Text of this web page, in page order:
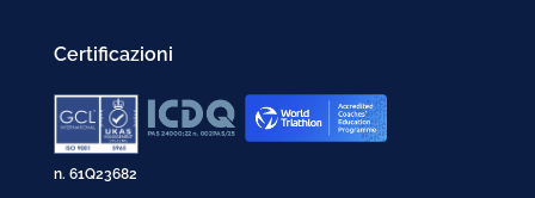
Certificazioni
n. 61Q23682